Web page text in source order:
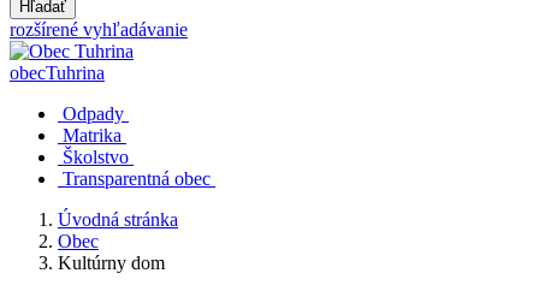
Hľadať
rozšírené vyhľadávanie
obecTuhrina
Odpady
Matrika
Školstvo
Transparentná obec
Úvodná stránka
Obec
Kultúrny dom